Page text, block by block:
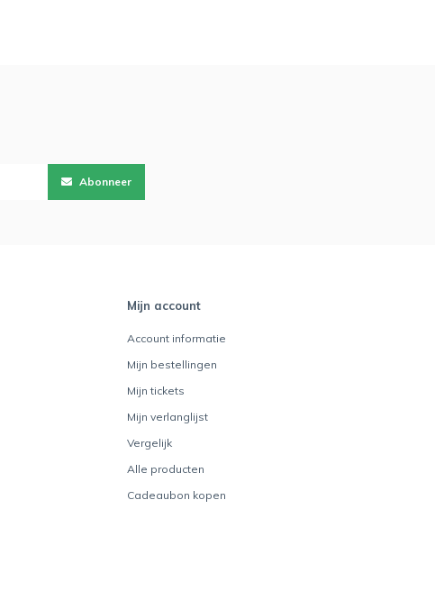
Abonneer
Mijn account
Account informatie
Mijn bestellingen
Mijn tickets
Mijn verlanglijst
Vergelijk
Alle producten
Cadeaubon kopen